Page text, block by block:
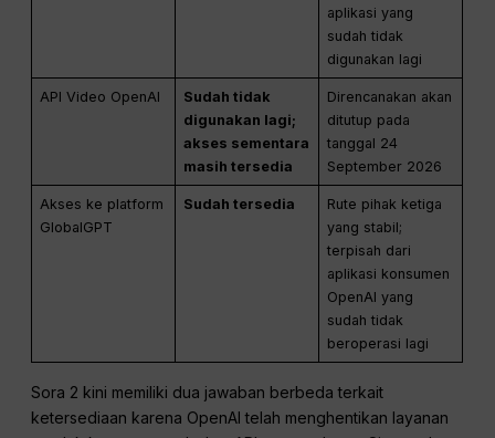
aplikasi yang
sudah tidak
digunakan lagi
API Video OpenAI
Sudah tidak
digunakan lagi;
akses sementara
masih tersedia
Direncanakan akan
ditutup pada
tanggal 24
September 2026
Akses ke platform
GlobalGPT
Sudah tersedia
Rute pihak ketiga
yang stabil;
terpisah dari
aplikasi konsumen
OpenAI yang
sudah tidak
beroperasi lagi
Sora 2 kini memiliki dua jawaban berbeda terkait
ketersediaan karena OpenAI telah menghentikan layanan